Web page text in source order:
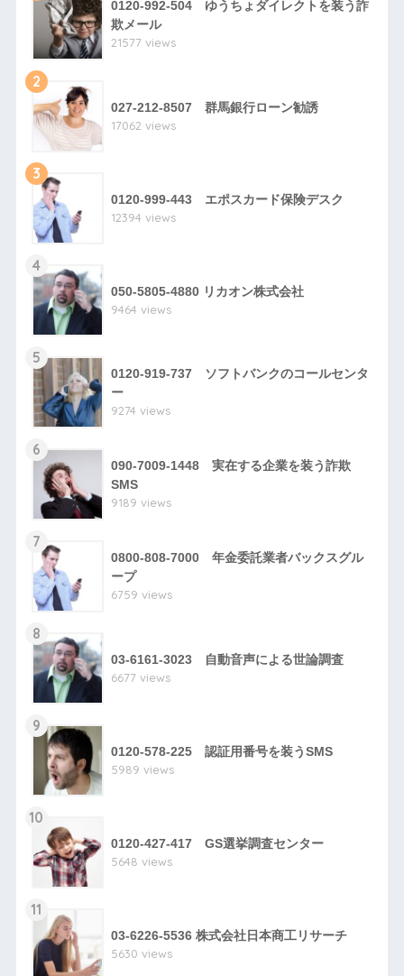
0120-992-504 ゆうちょダイレクトを装う詐
欺メール
21577 views
2
027-212-8507 群馬銀行ローン勧誘
17062 views
3
0120-999-443 エポスカード保険デスク
12394 views
4
050-5805-4880 リカオン株式会社
9464 views
5
0120-919-737 ソフトバンクのコールセンタ
ー
9274 views
6
090-7009-1448 実在する企業を装う詐欺
SMS
9189 views
7
0800-808-7000 年金委託業者バックスグル
ープ
6759 views
8
03-6161-3023 自動音声による世論調査
6677 views
9
0120-578-225 認証用番号を装うSMS
5989 views
10
0120-427-417 GS選挙調査センター
5648 views
11
03-6226-5536 株式会社日本商工リサーチ
5630 views